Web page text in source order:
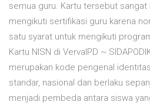
semua guru. Kartu tersebut sangat
mengikuti sertifikasi guru karena
satu syarat untuk mengikuti
Kartu NISN di VervalPD ~
merupakan kode pengenal
standar, nasional dan berlaku
menjadi pembeda antara siswa